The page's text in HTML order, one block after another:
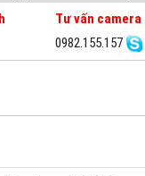
Tư vấn camera
0982.155.157